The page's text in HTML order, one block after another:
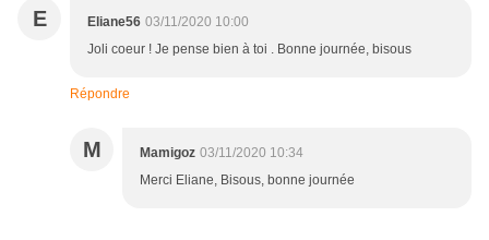
E Eliane56 03/11/2020 10:00
Joli coeur ! Je pense bien à toi . Bonne journée, bisous
Répondre
M Mamigoz 03/11/2020 10:34
Merci Eliane, Bisous, bonne journée